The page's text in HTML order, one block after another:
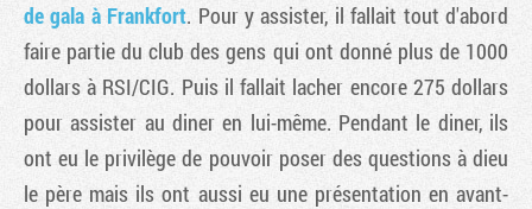
de gala à Frankfort. Pour y assister, il fallait tout d'abord
faire partie du club des gens qui ont donné plus de 1000
dollars à RSI/CIG. Puis il fallait lacher encore 275 dollars
pour assister au diner en lui-même. Pendant le diner, ils
ont eu le privilège de pouvoir poser des questions à dieu
le père mais ils ont aussi eu une présentation en avant-